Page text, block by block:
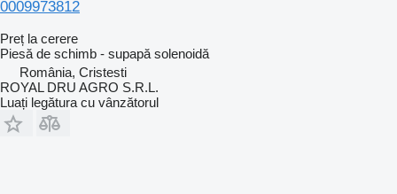
0009973812
Preț la cerere
Piesă de schimb - supapă solenoidă
România, Cristesti
ROYAL DRU AGRO S.R.L.
Luați legătura cu vânzătorul